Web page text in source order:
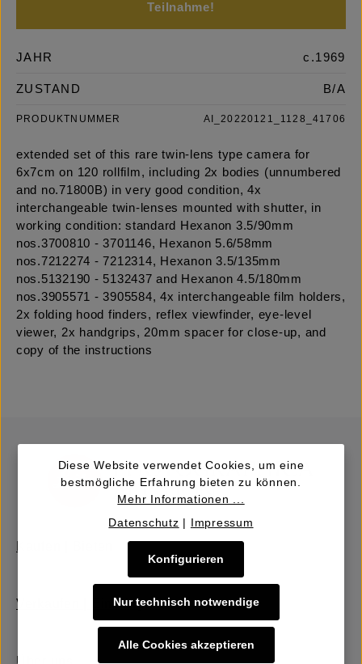
Teilnahme!
JAHR c.1969
ZUSTAND B/A
PRODUKTNUMMER AI_20220121_1128_41706
extended set of this rare twin-lens type camera for
6x7cm on 120 rollfilm, including 2x bodies (unnumbered
and no.71800B) in very good condition, 4x
interchangeable twin-lenses mounted with shutter, in
working condition: standard Hexanon 3.5/90mm
nos.3700810 - 3701146, Hexanon 5.6/58mm
nos.7212274 - 7212314, Hexanon 3.5/135mm
nos.5132190 - 5132437 and Hexanon 4.5/180mm
nos.3905571 - 3905584, 4x interchangeable film holders,
2x folding hood finders, reflex viewfinder, eye-level
viewer, 2x handgrips, 20mm spacer for close-up, and
copy of the instructions
Verkaufen | Einbringen
Diese Website verwendet Cookies, um eine
bestmögliche Erfahrung bieten zu können.
Mehr Informationen ...
Datenschutz | Impressum
Nur technisch notwendige
Konfigurieren
Alle Cookies akzeptieren